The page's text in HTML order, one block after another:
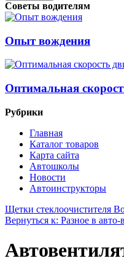
Советы водителям
Опыт вождения
Оптимальная
Рубрики
Главная
Каталог товаров
Карта сайта
Автошколы
Новости
Автоинструкторы
Щетки стеклоочистителя
Вернуться к: Разное в авто-